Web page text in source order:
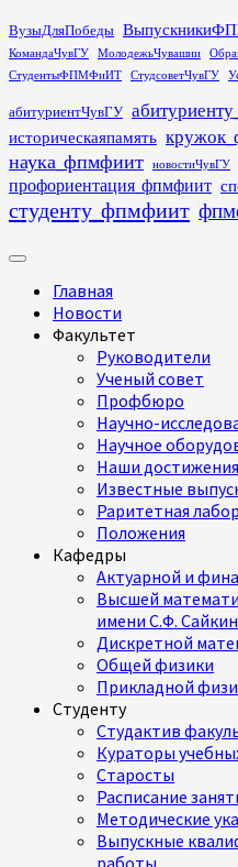
Перейти
к
содержимому
ВузыДляПобеды
КомандаЧувГУ
МолодежьЧувашии
СтудентыФПМФиИТ
СтудсоветЧувГУ
абитуриентЧувГУ
историческаяпамять
наука_фпмфиит новостиЧувГУ
профориентация_фпмфиит
студенту_фпмфиит
Основное
Главная
Новости
Факультет
Руководители
Ученый совет
Профбюро
Научно-
Научное
Наши достижения
Известные
Раритетная
Положения
Кафедры
Актуарной и
Высшей
имени С.Ф.
Дискретной
Общей физики
Прикладной
Студенту
Студактив
Кураторы
Старосты
Расписание
Методические
Выпускные
работы